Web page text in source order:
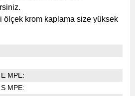
ölçek krom kaplama size yüksek
MPE:
MPE: